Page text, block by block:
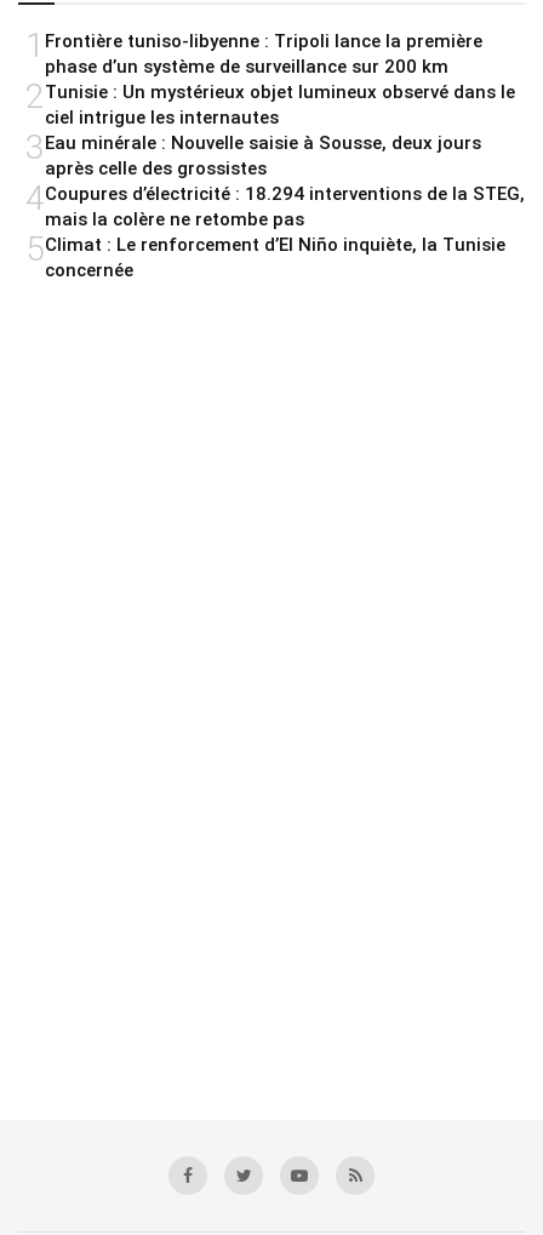
1 Frontière tuniso-libyenne : Tripoli lance la première
phase d’un système de surveillance sur 200 km
2Tunisie : Un mystérieux objet lumineux observé dans le
ciel intrigue les internautes
3Eau minérale : Nouvelle saisie à Sousse, deux jours
après celle des grossistes
4Coupures d’électricité : 18.294 interventions de la STEG,
mais la colère ne retombe pas
5Climat : Le renforcement d’El Niño inquiète, la Tunisie
concernée